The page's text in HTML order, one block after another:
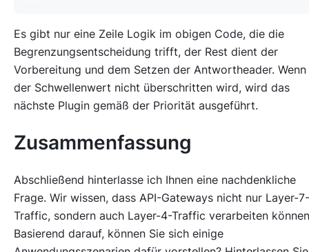
Es gibt nur eine Zeile Logik im obigen Code, die die
Begrenzungsentscheidung trifft, der Rest dient der
Vorbereitung und dem Setzen der Antwortheader. Wenn
der Schwellenwert nicht überschritten wird, wird das
nächste Plugin gemäß der Priorität ausgeführt.
Zusammenfassung
Abschließend hinterlasse ich Ihnen eine nachdenkliche
Frage. Wir wissen, dass API-Gateways nicht nur Layer-7-
Traffic, sondern auch Layer-4-Traffic verarbeiten
Basierend darauf, können Sie sich einige